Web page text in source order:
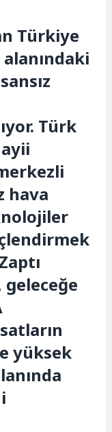
Türkiye
Türk
hava
geleceğe
yüksek